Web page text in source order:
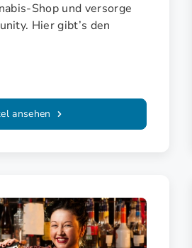
Shop und versorge
Hier gibt’s den
ansehen